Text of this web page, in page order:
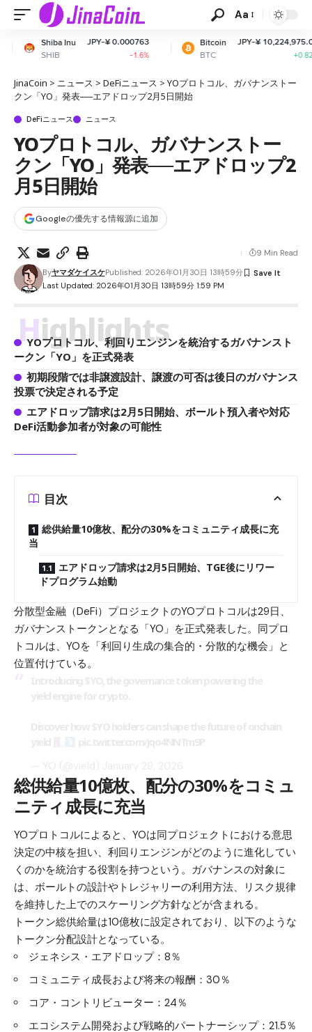
Aa
JPY-¥ 0.000763
-1.6%
Bitcoin
BTC
JPY-¥ 10,224,975.07
+0.82%
ETH
JinaCoin > ニュース > DeFiニュース > YOプロトコル、ガバナンストー
クン「YO」発表──エアドロップ2月5日開始
DeFiニュース ニュース
YOプロトコル、ガバナンストー
クン「YO」発表──エアドロップ2
月5日開始
Googleの優先する情報源に追加
Last Updated: 2026年01月30日 13時59分 1:59 PM
ByヤマダケイスケPublished: 2026年01月30日 13時59分
9 Min Read
Highlights
YOプロトコル、利回りエンジンを統治するガバナンスト
ークン「YO」を正式発表
初期段階では非譲渡設計、譲渡の可否は後日のガバナンス
投票で決定される予定
エアドロップ請求は2月5日開始、ボールト預入者や対応
DeFi活動参加者が対象の可能性
目次
総供給量10億枚、配分の30%をコミュニティ成長に充
当
エアドロップ請求は2月5日開始、TGE後にリワー
ドプログラム始動
分散型金融（DeFi）プロジェクトのYOプロトコルは29日、
ガバナンストークンとなる「YO」を正式発表した。同プロ
トコルは、YOを「利回り生成の集合的・分散的な機会」と
位置付けている。
総供給量10億枚、配分の30%をコミュ
ニティ成長に充当
YOプロトコルによると、YOは同プロジェクトにおける意思
決定の中核を担い、利回りエンジンがどのように進化してい
くのかを統治する役割を持つという。ガバナンスの対象に
は、ボールトの設計やトレジャリーの利用方法、リスク規律
を維持した上でのスケーリング方針などが含まれる。
トークン総供給量は10億枚に設定されており、以下のような
トークン分配設計となっている。
ジェネシス・エアドロップ：8％
コミュニティ成長および将来の報酬：30％
コア・コントリビューター：24％
エコシステム開発および戦略的パートナーシップ：21.5％